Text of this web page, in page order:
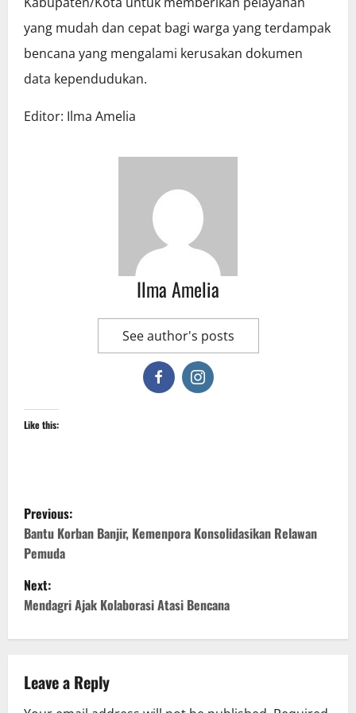
yang mudah dan cepat bagi warga yang terdampak
bencana yang mengalami kerusakan dokumen
data kependudukan.
Editor: Ilma Amelia
Ilma Amelia
See author's posts
Like this:
P
o
s
t
n
a
Previous:
Bantu Korban Banjir, Kemenpora Konsolidasikan Relawan
Pemuda
Next:
Mendagri Ajak Kolaborasi Atasi Bencana
Leave a Reply